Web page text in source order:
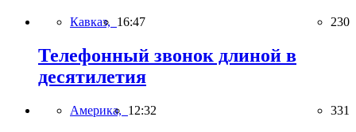
Кавказ, 16:47 230
Телефонный звонок длиной в
десятилетия
Америка, 12:32 331